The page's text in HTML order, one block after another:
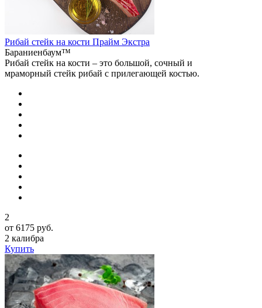
Рибай стейк на кости Прайм Экстра
Бараниенбаум™
Рибай стейк на кости – это большой, сочный и
мраморный стейк рибай с прилегающей костью.
2
от 6175 руб.
2 калибра
Купить